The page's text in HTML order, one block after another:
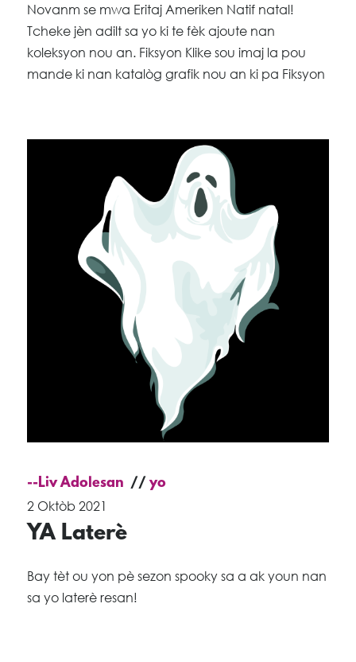
Novanm se mwa Eritaj Ameriken Natif natal!
Tcheke jèn adilt sa yo ki te fèk ajoute nan
koleksyon nou an. Fiksyon Klike sou imaj la pou
mande ki nan katalòg grafik nou an ki pa Fiksyon
--Liv Adolesan
yo
2 Oktòb 2021
YA Laterè
Bay tèt ou yon pè sezon spooky sa a ak youn nan
sa yo laterè resan!